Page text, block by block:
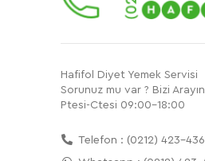
Hafifol Diyet Yemek Servisi
Sorunuz mu var ? Bizi Arayın
Ptesi-Ctesi 09:00-18:00
Telefon : (0212) 423-